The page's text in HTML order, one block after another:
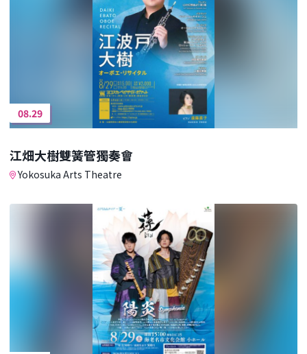
08.29
江畑大樹雙簧管獨奏會
Yokosuka Arts Theatre